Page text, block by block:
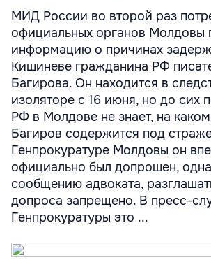
МИД России во второй раз
официальных органов Молдовы
информацию о причинах
Кишиневе гражданина РФ
Багирова. Он находится в
изоляторе с 16 июня, но до сих
РФ в Молдове не знает, на
Багиров содержится под
Генпрокуратуре Молдовы он
официально был допрошен,
сообщению адвоката,
допроса запрещено. В пресс-
Генпрокуратуры это ...